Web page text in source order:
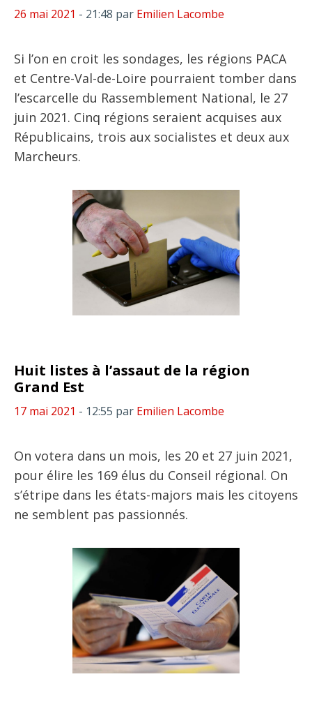
26 mai 2021 - 21:48 par Emilien Lacombe
Si l’on en croit les sondages, les régions PACA
et Centre-Val-de-Loire pourraient tomber dans
l’escarcelle du Rassemblement National, le 27
juin 2021. Cinq régions seraient acquises aux
Républicains, trois aux socialistes et deux aux
Marcheurs.
Huit listes à l’assaut de la région
Grand Est
17 mai 2021 - 12:55 par Emilien Lacombe
On votera dans un mois, les 20 et 27 juin 2021,
pour élire les 169 élus du Conseil régional. On
s’étripe dans les états-majors mais les citoyens
ne semblent pas passionnés.